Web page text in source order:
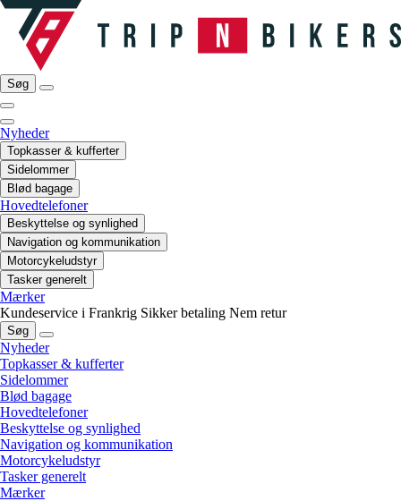
Søg
Nyheder
Topkasser & kufferter
Sidelommer
Blød bagage
Hovedtelefoner
Beskyttelse og synlighed
Navigation og kommunikation
Motorcykeludstyr
Tasker generelt
Mærker
Kundeservice i Frankrig Sikker betaling Nem retur
Søg
Nyheder
Topkasser & kufferter
Sidelommer
Blød bagage
Hovedtelefoner
Beskyttelse og synlighed
Navigation og kommunikation
Motorcykeludstyr
Tasker generelt
Mærker